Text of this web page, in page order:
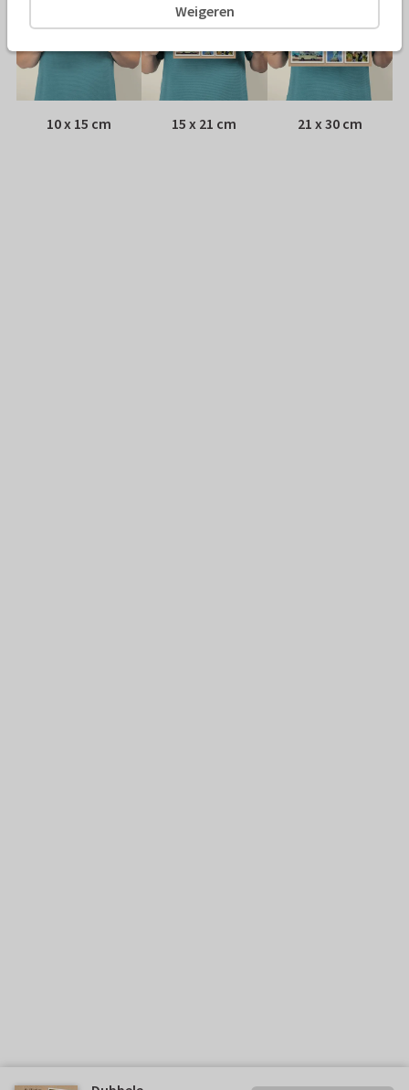
10 x 15 cm 15 x 21 cm 21 x 30 cm
Weigeren